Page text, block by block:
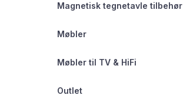
Magnetisk tegnetavle tilbehør
Møbler
Møbler til TV & HiFi
Outlet